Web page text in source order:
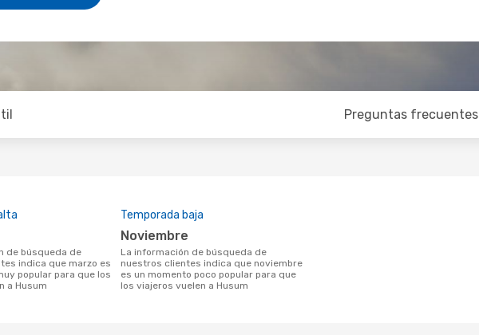
Preguntas frecuentes
indica que marzo es
popular para que los
a Husum
Temporada baja
noviembre
La información de búsqueda de
nuestros clientes indica que noviembre
es un momento poco popular para que
los viajeros vuelen a Husum